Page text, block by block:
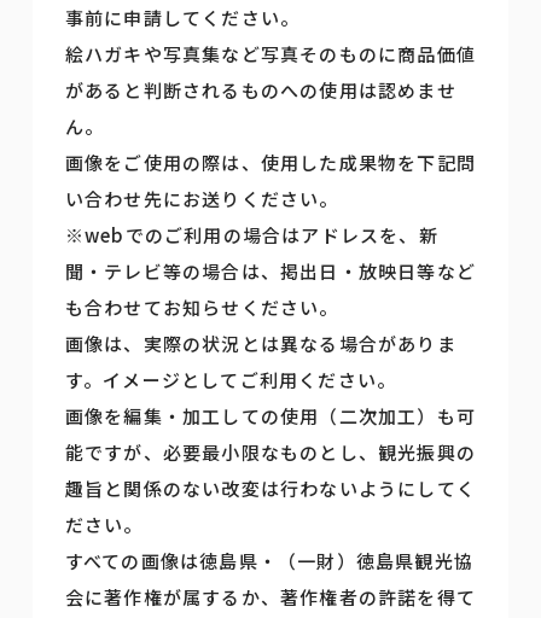
事前に申請してください。
絵ハガキや写真集など写真そのものに商品価値
があると判断されるものへの使用は認めませ
ん。
画像をご使用の際は、使用した成果物を下記問
い合わせ先にお送りください。
※webでのご利用の場合はアドレスを、新
聞・テレビ等の場合は、掲出日・放映日等など
も合わせてお知らせください。
画像は、実際の状況とは異なる場合がありま
す。イメージとしてご利用ください。
画像を編集・加工しての使用（二次加工）も可
能ですが、必要最小限なものとし、観光振興の
趣旨と関係のない改変は行わないようにしてく
ださい。
すべての画像は徳島県・（一財）徳島県観光協
会に著作権が属するか、著作権者の許諾を得て